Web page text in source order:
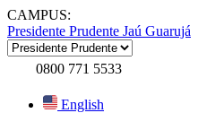
CAMPUS:
Presidente Prudente Jaú Guarujá
0800 771 5533
English